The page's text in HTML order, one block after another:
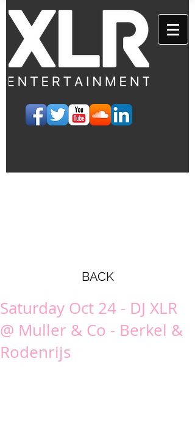
BACK
Saturday Oct 24 - DJ XLR
@ Muller & Co - Berkel &
Rodenrijs